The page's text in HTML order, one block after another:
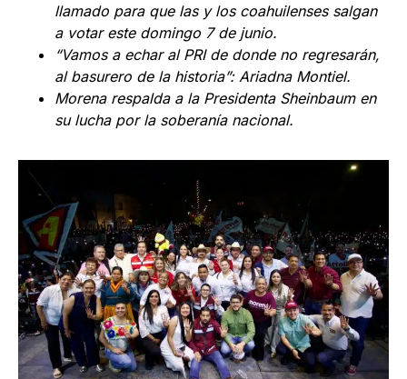
llamado para que las y los coahuilenses salgan
a votar este domingo 7 de junio.
“Vamos a echar al PRI de donde no regresarán,
al basurero de la historia”: Ariadna Montiel.
Morena respalda a la Presidenta Sheinbaum en
su lucha por la soberanía nacional.